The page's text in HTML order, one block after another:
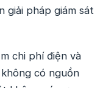
giải pháp giám sát
chi phí điện và
có nguồn